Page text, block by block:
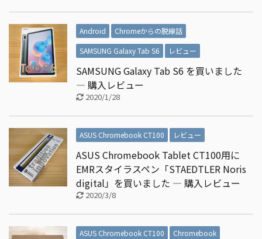
Android
Chromeからの脱線話
SAMSUNG Galaxy Tab S6
レビュー
SAMSUNG Galaxy Tab S6 を買いました
― 購入レビュー
2020/1/28
ASUS Chromebook CT100 レビュー
ASUS Chromebook Tablet CT100用に
EMRスタイラスペン「STAEDTLER Noris
digital」を買いました ― 購入レビュー
2020/3/8
ASUS Chromebook CT100
Chromebook